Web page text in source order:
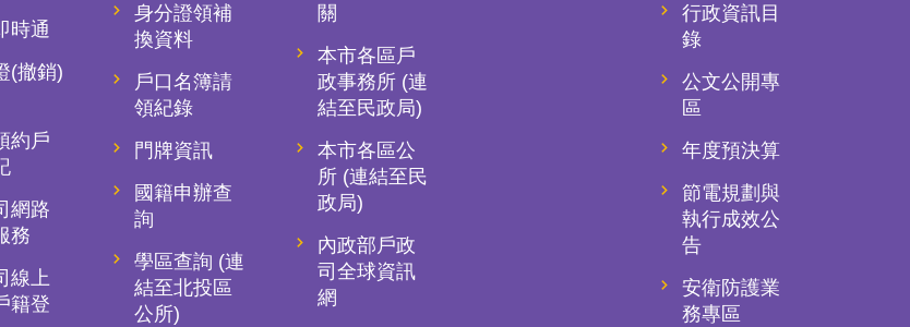
時通
(撤銷)
約戶
網路
務
線上
籍登
身分證領補
換資料
戶口名簿請
領紀錄
門牌資訊
國籍申辦查
詢
學區查詢 (連
結至北投區
公所)
關
本市各區戶
政事務所 (連
結至民政局)
本市各區公
所 (連結至民
政局)
內政部戶政
司全球資訊
網
行政資訊目
錄
公文公開專
區
年度預決算
節電規劃與
執行成效公
告
安衛防護業
務專區